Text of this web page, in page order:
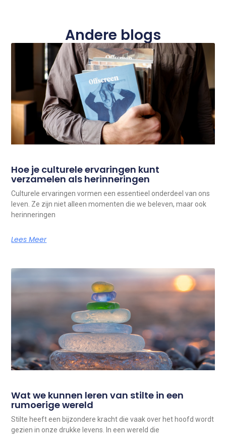
Andere blogs
Hoe je culturele ervaringen kunt
verzamelen als herinneringen
Culturele ervaringen vormen een essentieel onderdeel van ons
leven. Ze zijn niet alleen momenten die we beleven, maar ook
herinneringen
Lees Meer
Wat we kunnen leren van stilte in een
rumoerige wereld
Stilte heeft een bijzondere kracht die vaak over het hoofd wordt
gezien in onze drukke levens. In een wereld die